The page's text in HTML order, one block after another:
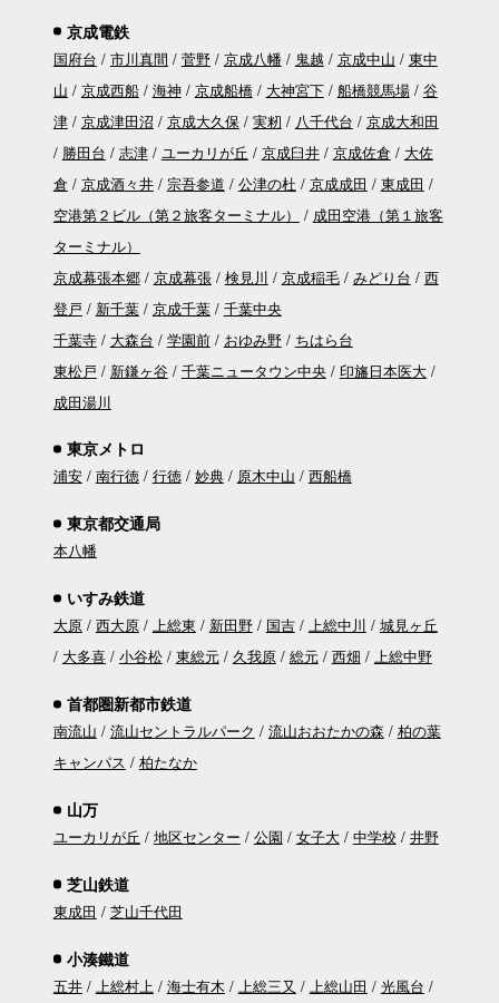
京成電鉄
国府台 市川真間 菅野 京成八幡 鬼越 京成中山
東中
山
京成西船 海神 京成船橋 大神宮下 船橋競馬場
谷
津
京成津田沼 京成大久保 実籾 八千代台
京成大和田
勝田台
志津 ユーカリが丘 京成臼井 京成佐倉
大佐
倉
京成酒々井 宗吾参道 公津の杜 京成成田
東成田
空港第２ビル（第２旅客ターミナル）
成田空港（第１旅客
ターミナル）
京成幕張本郷
京成幕張 検見川 京成稲毛 みどり台
西
登戸
新千葉 京成千葉
千葉中央
千葉寺
大森台 学園前 おゆみ野
ちはら台
東松戸
新鎌ヶ谷 千葉ニュータウン中央
印旛日本医大
成田湯川
東京メトロ
浦安 南行徳 行徳 妙典 原木中山 西船橋
東京都交通局
本八幡
いすみ鉄道
大原 西大原 上総東 新田野 国吉 上総中川
城見ヶ丘
大多喜
小谷松 東総元 久我原 総元 西畑 上総中野
首都圏新都市鉄道
南流山 流山セントラルパーク 流山おおたかの森
柏の葉
キャンパス
柏たなか
山万
ユーカリが丘 地区センター 公園 女子大 中学校 井野
芝山鉄道
東成田 芝山千代田
小湊鐵道
五井 上総村上 海士有木 上総三又 上総山田
光風台